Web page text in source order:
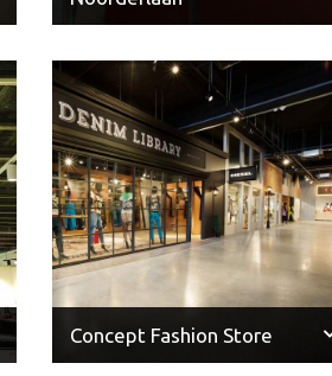
Concept Fashion Store